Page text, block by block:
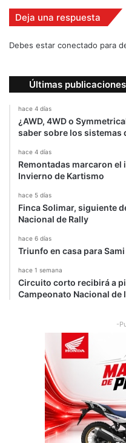
i
Deja una respuesta
Debes estar conectado para
Últimas publicaciones
hace 4 días
¿AWD, 4WD o
saber sobre los sistemas
hace 4 días
Remontadas marcaron
Invierno de Kartismo
hace 5 días
Finca Solimar, siguiente
Nacional de Rally
hace 6 días
Triunfo en casa para
hace 1 semana
Circuito corto recibirá a
Campeonato Nacional de
-